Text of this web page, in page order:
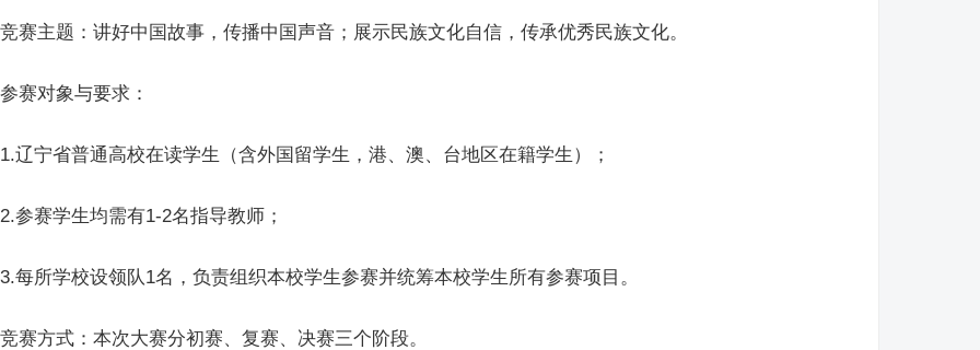
竞赛主题：讲好中国故事，传播中国声音；展示民族文化自信，传承优秀民族文化。
参赛对象与要求：
1.辽宁省普通高校在读学生（含外国留学生，港、澳、台地区在籍学生）；
2.参赛学生均需有1-2名指导教师；
3.每所学校设领队1名，负责组织本校学生参赛并统筹本校学生所有参赛项目。
竞赛方式：本次大赛分初赛、复赛、决赛三个阶段。